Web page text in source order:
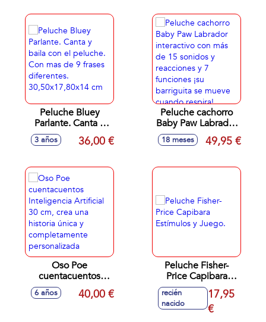
sonidos.
Peluche Bluey
Parlante. Canta y
baila con el
peluche. Con mas
diferentes.
30,50x17,80x14 cm
3 años 36,00 €
Peluche cachorro
Baby Paw Labrador
interactivo con más
de 15 sonidos y
funciones ¡su
respira! 20x29x13
cm
18 meses 49,95 €
Oso Poe
cuentacuentos
Inteligencia
Artificial 30 cm,
6 años 40,00 €
Peluche Fisher-
Price Capibara
Estímulos y Juego.
recién
nacido
17,95
€